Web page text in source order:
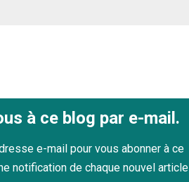
à ce blog par e-mail.
e-mail pour vous abonner à ce
notification de chaque nouvel article